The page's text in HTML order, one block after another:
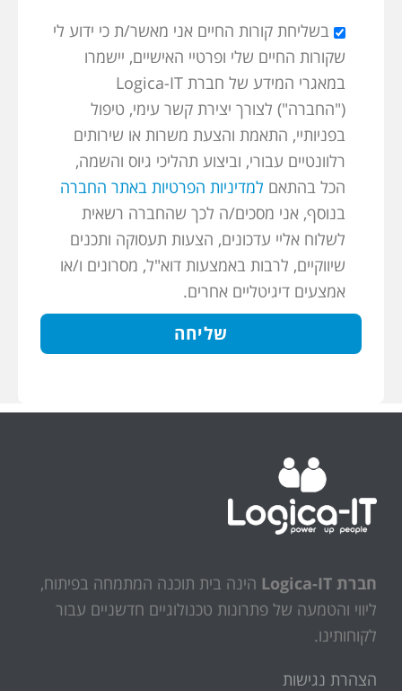
בשליחת קורות החיים אני מאשר/ת כי ידוע לי
שקורות החיים שלי ופרטיי האישיים, יישמרו
במאגרי המידע של חברת Logica-IT
("החברה") לצורך יצירת קשר עימי, טיפול
בפניותיי, התאמת והצעת משרות או שירותים
רלוונטיים עבורי, וביצוע תהליכי גיוס והשמה,
הכל בהתאם למדיניות הפרטיות באתר החברה
בנוסף, אני מסכים/ה לכך שהחברה רשאית
לשלוח אליי עדכונים, הצעות תעסוקה ותכנים
שיווקיים, לרבות באמצעות דוא"ל, מסרונים ו/או
אמצעים דיגיטליים אחרים.
חברת Logica-IT
הינה בית תוכנה המתמחה בפיתוח,
ליווי והטמעה של פתרונות טכנולוגיים חדשניים עבור
לקוחותינו.
הצהרת נגישות